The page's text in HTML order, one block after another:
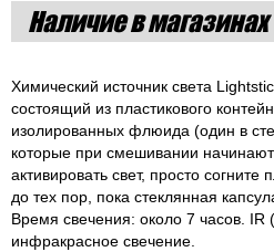
Наличие в магазинах
Химический источник света
состоящий из пластикового
изолированных флюида (один в
которые при смешивании
активировать свет, просто согните
до тех пор, пока стеклянная
Время свечения: около 7 часов. IR
инфракрасное свечение.